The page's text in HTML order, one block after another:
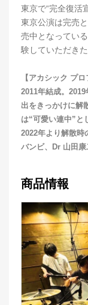
東京で“完全復活
東京公演は完売
売中となってい
験していただきた
【アカシック プロ
2011年結成。
出をきっかけに解
は“可愛い連中”と
2022年より解散時
バンビ、Dr 山田康
商品情報